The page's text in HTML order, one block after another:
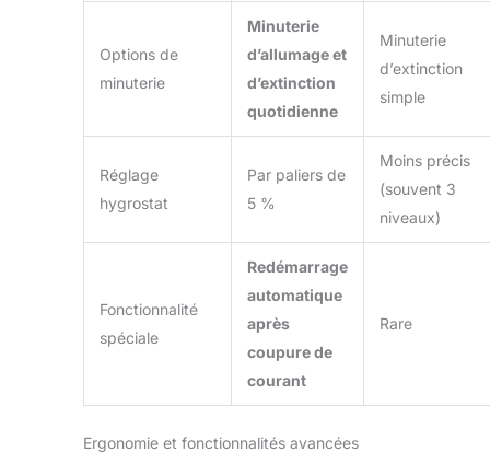
Options de
minuterie
Minuterie
d’allumage et
d’extinction
quotidienne
Minuterie
d’extinction
simple
Réglage
hygrostat
Par paliers de
5 %
Moins précis
(souvent 3
niveaux)
Fonctionnalité
spéciale
Redémarrage
automatique
après
coupure de
courant
Rare
Ergonomie et fonctionnalités avancées